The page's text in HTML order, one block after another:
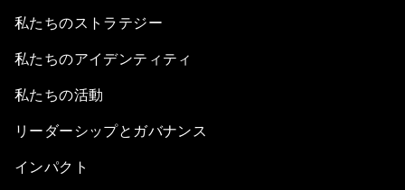
私たちのストラテジー
私たちのアイデンティティ
私たちの活動
リーダーシップとガバナンス
インパクト